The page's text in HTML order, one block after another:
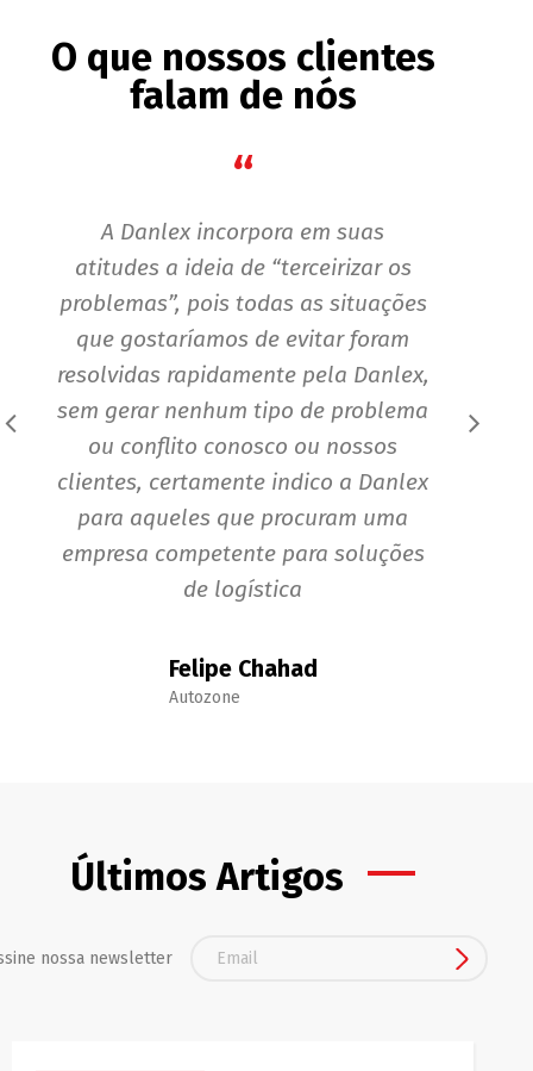
O que nossos clientes
falam de nós
“
A Danlex incorpora em suas
atitudes a ideia de “terceirizar os
problemas”, pois todas as situações
que gostaríamos de evitar foram
resolvidas rapidamente pela Danlex,
sem gerar nenhum tipo de problema
ou conflito conosco ou nossos
clientes, certamente indico a Danlex
para aqueles que procuram uma
empresa competente para soluções
de logística
Felipe Chahad
Autozone
Últimos Artigos
nossa newsletter